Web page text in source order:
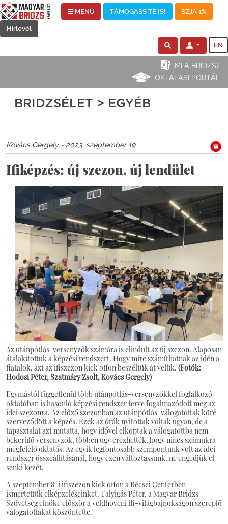
MENÜ TÁMOGASS TE IS! SZJA 1%
Hírlevél
EN
MI A BRIDZS?
OKTATÁSI PORTÁL
BRIDZSÉLET > EGYÉB
Kovács Gergely - 2023. szeptember 19.
Ifiképzés: új szezon, új lendület
Az utánpótlás-versenyzők számára is elindult az új szezon. Alaposan
átalakítottuk a képzési rendszert. Hogy mire számíthatnak az idén a
fiatalok, azt az ifiszezon kick offon beszéltük át velük. (Fotók:
Hodosi Péter, Szatmáry Zsolt, Kovács Gergely)
Egymástól függetlenül több utánpótlás-versenyzőkkel foglalkozó
oktatóban is hasonló képzési rendszer terve fogalmazódott meg az
idei szezonra. Az előző szezonban az utánpótlás-válogatottak köré
szerveződött a képzés. Ezek az órák nyitottak voltak ugyan, de a
tapasztalat azt mutatta, hogy idővel elkoptak a válogatottba nem
bekerülő versenyzők, többen úgy érezhették, hogy nincs számukra
megfelelő oktatás. Az egyik legfontosabb szempontunk volt az idei
rendszer összeállításánál, hogy ezen változtassunk, ne engedjük el
senki kezét.
A szeptember 8-i ifiszezon kick offon a Récsei Centerben
ismertettük elképzeléseinket. Talyigás Péter, a Magyar Bridzs
Szövetség elnöke először a veldhoveni ifi-világbajnokságon szereplő
válogatottakat köszöntette.